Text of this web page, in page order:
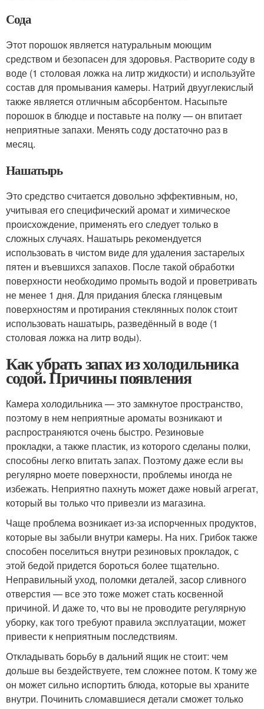
Сода
Этот порошок является натуральным моющим
средством и безопасен для здоровья. Растворите соду в
воде (1 столовая ложка на литр жидкости) и используйте
состав для промывания камеры. Натрий двууглекислый
также является отличным абсорбентом. Насыпьте
порошок в блюдце и поставьте на полку — он впитает
неприятные запахи. Менять соду достаточно раз в
месяц.
Нашатырь
Это средство считается довольно эффективным, но,
учитывая его специфический аромат и химическое
происхождение, применять его следует только в
сложных случаях. Нашатырь рекомендуется
использовать в чистом виде для удаления застарелых
пятен и въевшихся запахов. После такой обработки
поверхности необходимо промыть водой и проветривать
не менее 1 дня. Для придания блеска глянцевым
поверхностям и протирания стеклянных полок стоит
использовать нашатырь, разведённый в воде (1
столовая ложка на литр воды).
Как убрать запах из холодильника
содой. Причины появления
Камера холодильника — это замкнутое пространство,
поэтому в нем неприятные ароматы возникают и
распространяются очень быстро. Резиновые
прокладки, а также пластик, из которого сделаны полки,
способны легко впитать запах. Поэтому даже если вы
регулярно моете поверхности, проблемы иногда не
избежать. Неприятно пахнуть может даже новый агрегат,
который вы только что привезли из магазина.
Чаще проблема возникает из-за испорченных продуктов,
которые вы забыли внутри камеры. На них. Грибок также
способен поселиться внутри резиновых прокладок, с
этой бедой придется бороться более тщательно.
Неправильный уход, поломки деталей, засор сливного
отверстия — все это тоже может стать косвенной
причиной. И даже то, что вы не проводите регулярную
уборку, как того требуют правила эксплуатации, может
привести к неприятным последствиям.
Откладывать борьбу в дальний ящик не стоит: чем
дольше вы бездействуете, тем сложнее потом. К тому же
он может сильно испортить блюда, которые вы храните
внутри. Починить сломавшиеся детали сможет только